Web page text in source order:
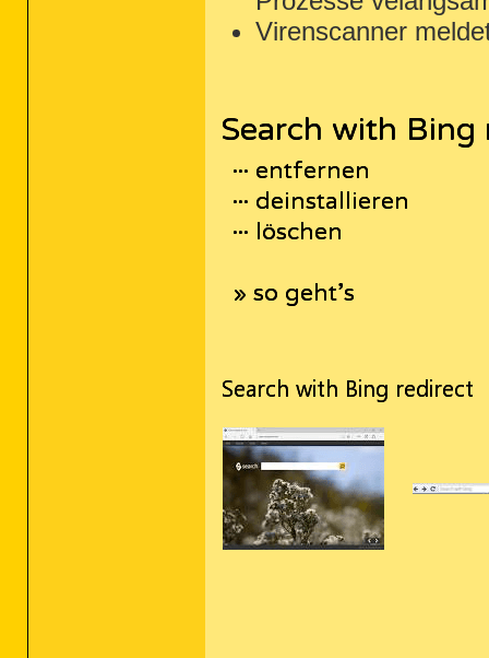
Virenscanner